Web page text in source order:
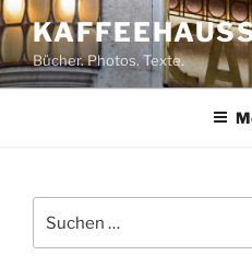
Zum
Inhalt
springenBücher. Photos. Texte.
nach: